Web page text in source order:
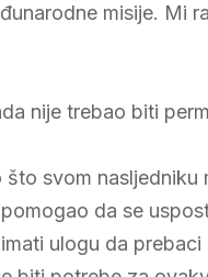
misije. Mi
nije trebao biti
svom
da se
ulogu da